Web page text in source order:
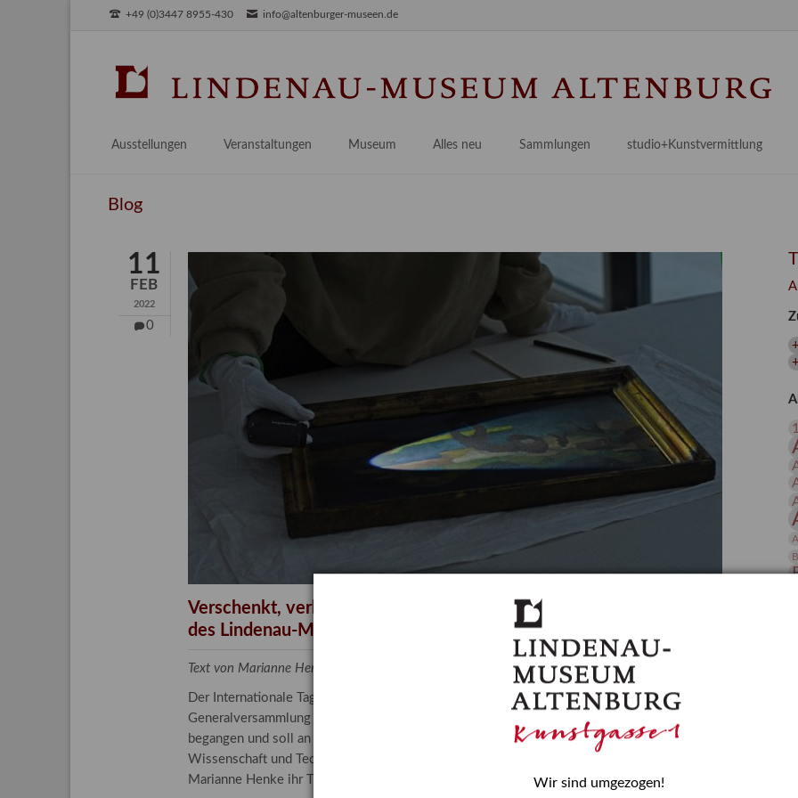
+49 (0)3447 8955-430 info@altenburger-museen.de
Ausstellungen
Aktuell
Veranstaltungen Museum
Praktikum / Praxisprojekt
Bestandskataloge & Editionen
Gesamtverzeichnis
Kalender
Alles neu
Provenienzforschung
Kulturelle Vermittlung
Länderübergreifende kulturtouristische Ziele
Sammlungen
Malerei 17.–19. Jh.
Deutsche Malerei 20./21. Jh.
Grafische Sammlung
Kunstbibliothek
Restaurierung
Forschung
studio+Kunstvermittlung
Angebote für Erwachsene
Angebote für Kitas
Blog
11
FEB
2022
0
Verschenkt, verkauft, vergessen? – Kunstdetektivinnen im Dienste
des Lindenau-Museums
Text von Marianne Henke, Provenienzforscherin am Lindenau-Museum Altenburg
Der Internationale Tag der Frauen und Mädchen in der Wissenschaft wurde 2015 in der
Generalversammlung der Vereinten Nationen beschlossen. Er wird jährlich am 11. Februar
begangen und soll an die entscheidende Rolle erinnern, die Mädchen und Frauen in
Wissenschaft und Technologie spielen. In ihrem Blogbeitrag stellt Provenienzforscherin
Marianne Henke ihr Tätigkeitsfeld vor.
Wir sind umgezogen!